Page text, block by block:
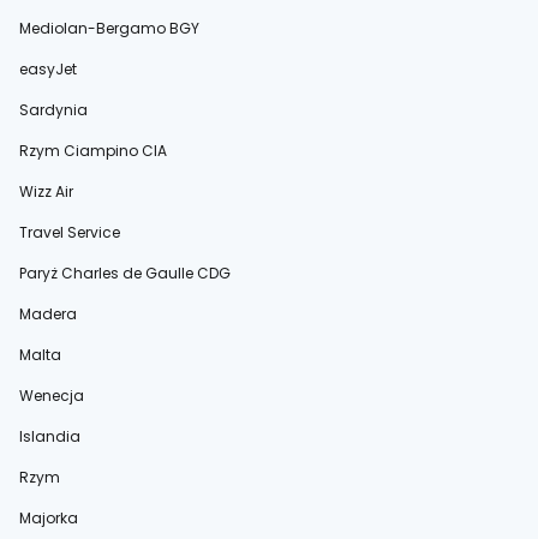
Mediolan-Bergamo BGY
easyJet
Sardynia
Rzym Ciampino CIA
Wizz Air
Travel Service
Paryż Charles de Gaulle CDG
Madera
Malta
Wenecja
Islandia
Rzym
Majorka